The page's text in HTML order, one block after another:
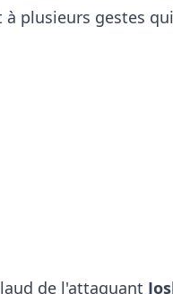
à plusieurs gestes
de l'attaquant